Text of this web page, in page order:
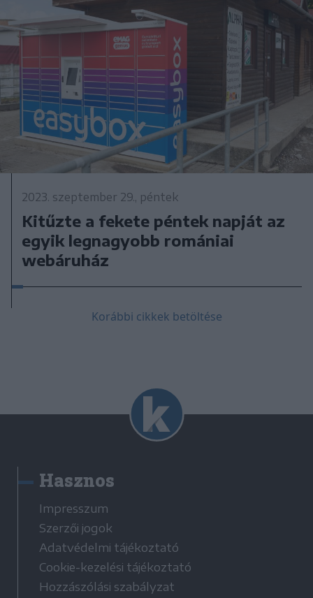
2023. szeptember 29., péntek
Kitűzte a fekete péntek napját az
egyik legnagyobb romániai
webáruház
Korábbi cikkek betöltése
Hasznos
Impresszum
Szerzői jogok
Adatvédelmi tájékoztató
Cookie-kezelési tájékoztató
Hozzászólási szabályzat